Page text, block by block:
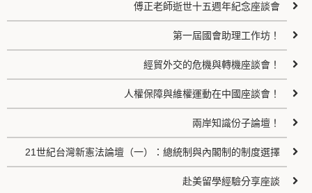
傅正老師逝世十五週年紀念座談會
第一屆國會助理工作坊！
經貿外交的危機與轉機座談會！
人權保障與維權運動在中國座談會！
兩岸知識份子論壇！
21世紀台灣新憲法論壇（一）：總統制與內閣制的制度選擇
赴美留學經驗分享座談